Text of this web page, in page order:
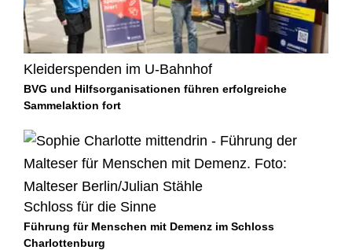
Kleiderspenden im U-Bahnhof
BVG und Hilfsorganisationen führen erfolgreiche
Sammelaktion fort
Schloss für die Sinne
Führung für Menschen mit Demenz im Schloss
Charlottenburg